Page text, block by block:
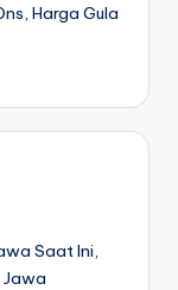
Harga Gula
Saat Ini,
Jawa